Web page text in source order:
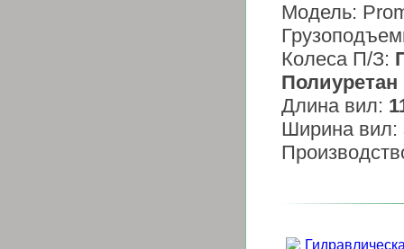
Модель:
Колеса П/З:
Полиуретан
Длина вил:
Ширина вил: